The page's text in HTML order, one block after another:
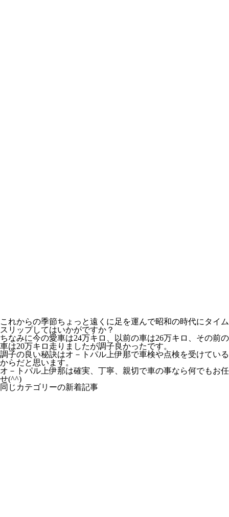
これからの季節ちょっと遠くに足を運んで昭和の時代にタイム
スリップしてはいかがですか？
ちなみに今の愛車は24万キロ、以前の車は26万キロ、その前の
車は20万キロ走りましたが調子良かったです。
調子の良い秘訣はオ－トパル上伊那で車検や点検を受けている
からだと思います。
オ－トパル上伊那は確実、丁寧、親切で車の事なら何でもお任
せ(^^)
同じカテゴリーの新着記事